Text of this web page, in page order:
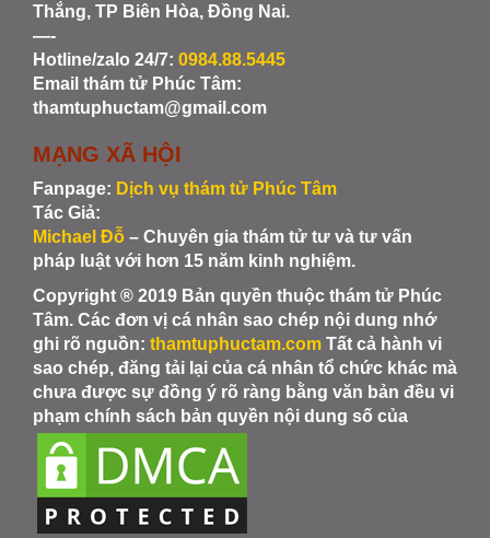
Thắng, TP Biên Hòa, Đồng Nai.
—-
Hotline/zalo 24/7: 0984.88.5445
Email thám tử Phúc Tâm:
thamtuphuctam@gmail.com
MẠNG XÃ HỘI
Fanpage: Dịch vụ thám tử Phúc Tâm
Tác Giả:
Michael Đỗ – Chuyên gia thám tử tư và tư vấn
pháp luật với hơn 15 năm kinh nghiệm.
Copyright ® 2019 Bản quyền thuộc thám tử Phúc
Tâm. Các đơn vị cá nhân sao chép nội dung nhớ
ghi rõ nguồn: thamtuphuctam.com Tất cả hành vi
sao chép, đăng tải lại của cá nhân tổ chức khác mà
chưa được sự đồng ý rõ ràng bằng văn bản đều vi
phạm chính sách bản quyền nội dung số của